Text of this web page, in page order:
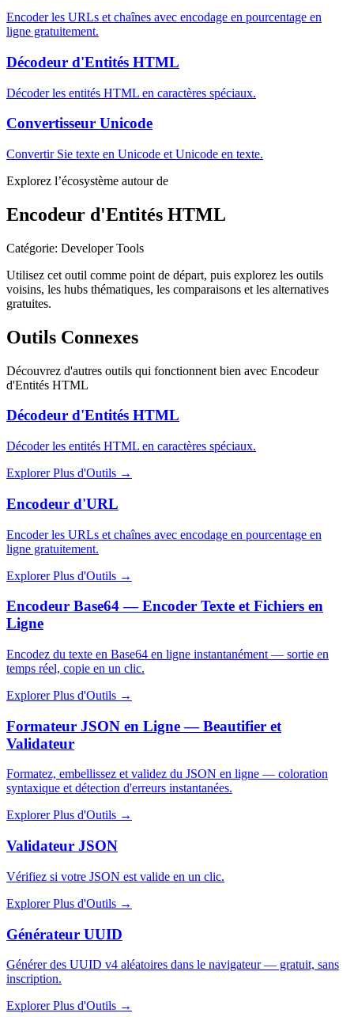
Encoder les URLs et chaînes avec encodage en pourcentage en
ligne gratuitement.
Décodeur d'Entités HTML
Décoder les entités HTML en caractères spéciaux.
Convertisseur Unicode
Convertir Sie texte en Unicode et Unicode en texte.
Explorez l’écosystème autour de
Encodeur d'Entités HTML
Catégorie: Developer Tools
Utilisez cet outil comme point de départ, puis explorez les outils
voisins, les hubs thématiques, les comparaisons et les alternatives
gratuites.
Outils Connexes
Découvrez d'autres outils qui fonctionnent bien avec Encodeur
d'Entités HTML
Décodeur d'Entités HTML
Décoder les entités HTML en caractères spéciaux.
Explorer Plus d'Outils →
Encodeur d'URL
Encoder les URLs et chaînes avec encodage en pourcentage en
ligne gratuitement.
Explorer Plus d'Outils →
Encodeur Base64 — Encoder Texte et Fichiers en
Ligne
Encodez du texte en Base64 en ligne instantanément — sortie en
temps réel, copie en un clic.
Explorer Plus d'Outils →
Formateur JSON en Ligne — Beautifier et
Validateur
Formatez, embellissez et validez du JSON en ligne — coloration
syntaxique et détection d'erreurs instantanées.
Explorer Plus d'Outils →
Validateur JSON
Vérifiez si votre JSON est valide en un clic.
Explorer Plus d'Outils →
Générateur UUID
Générer des UUID v4 aléatoires dans le navigateur — gratuit, sans
inscription.
Explorer Plus d'Outils →